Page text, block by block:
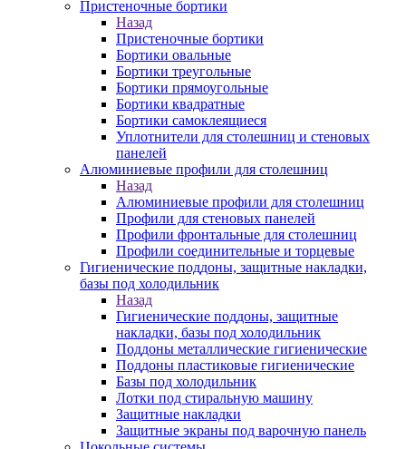
Пристеночные бортики
Назад
Пристеночные бортики
Бортики овальные
Бортики треугольные
Бортики прямоугольные
Бортики квадратные
Бортики самоклеящиеся
Уплотнители для столешниц и стеновых
панелей
Алюминиевые профили для столешниц
Назад
Алюминиевые профили для столешниц
Профили для стеновых панелей
Профили фронтальные для столешниц
Профили соединительные и торцевые
Гигиенические поддоны, защитные накладки,
базы под холодильник
Назад
Гигиенические поддоны, защитные
накладки, базы под холодильник
Поддоны металлические гигиенические
Поддоны пластиковые гигиенические
Базы под холодильник
Лотки под стиральную машину
Защитные накладки
Защитные экраны под варочную панель